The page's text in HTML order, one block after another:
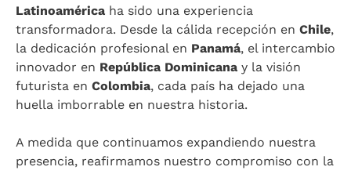
Latinoamérica ha sido una experiencia
transformadora. Desde la cálida recepción en Chile,
la dedicación profesional en Panamá, el intercambio
innovador en República Dominicana y la visión
futurista en Colombia, cada país ha dejado una
huella imborrable en nuestra historia.
A medida que continuamos expandiendo nuestra
presencia, reafirmamos nuestro compromiso con la